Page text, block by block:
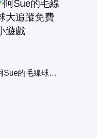
阿Sue的毛線球大追蹤